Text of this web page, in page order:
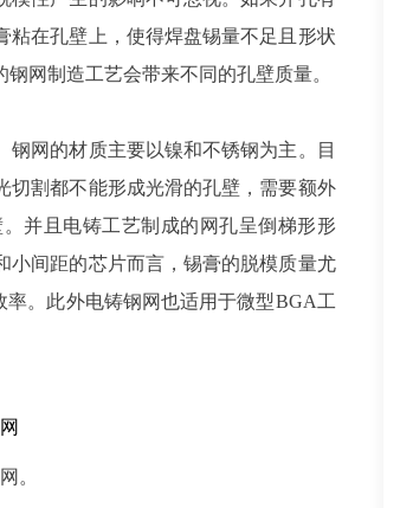
粘在孔壁上，使得焊盘锡量不足且形状
网制造工艺会带来不同的孔壁质量。
钢网的材质主要以镍和不锈钢为主。目
切割都不能形成光滑的孔壁，需要额外
并且电铸工艺制成的网孔呈倒梯形形
小间距的芯片而言，锡膏的脱模质量尤
率。此外电铸钢网也适用于微型BGA工
。